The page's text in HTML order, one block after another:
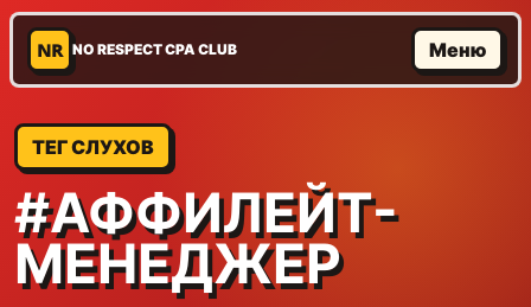
NR NO RESPECT CPA CLUB Меню
ТЕГ СЛУХОВ
#АФФИЛЕЙТ-
МЕНЕДЖЕР